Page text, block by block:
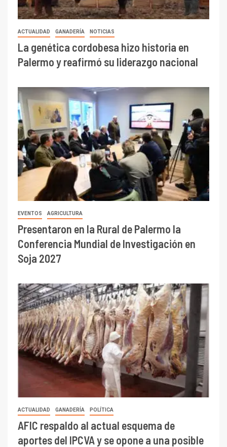
ACTUALIDAD GANADERÍA NOTICIAS
La genética cordobesa hizo historia en
Palermo y reafirmó su liderazgo nacional
EVENTOS AGRICULTURA
Presentaron en la Rural de Palermo la
Conferencia Mundial de Investigación en
Soja 2027
ACTUALIDAD GANADERÍA POLÍTICA
AFIC respaldo al actual esquema de
aportes del IPCVA y se opone a una posible